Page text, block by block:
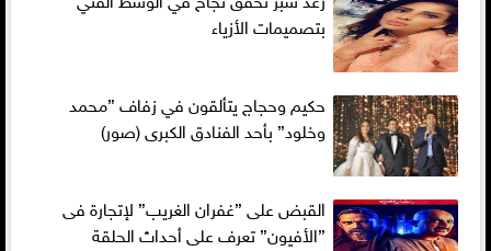
بتصميمات الأزياء
حكيم وحجاج يتألقون في زفاف ”محمد
وخلود” بأحد الفنادق الكبرى (صور)
القبض على ”غفران الغريب” لإتجارة فى
”الأفيون” تعرف على أحداث الحلقة